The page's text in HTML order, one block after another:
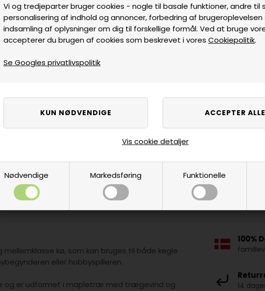
Vi og tredjeparter bruger cookies - nogle til basale funktioner, andre til
personalisering af indhold og annoncer, forbedring af
indsamling af oplysninger om dig til forskellige formål. Ved at bruge
accepterer du brugen af cookies som beskrevet i vores Cookiepolitik.
Se Googles privatlivspolitik
Nødvendige Markedsføring Funktionelle
Vis cookie detaljer
kø, som kan bruges til både kegle
eller hobbyspilleren.
og er udformet i mapletræ med trægevind og
100%
14